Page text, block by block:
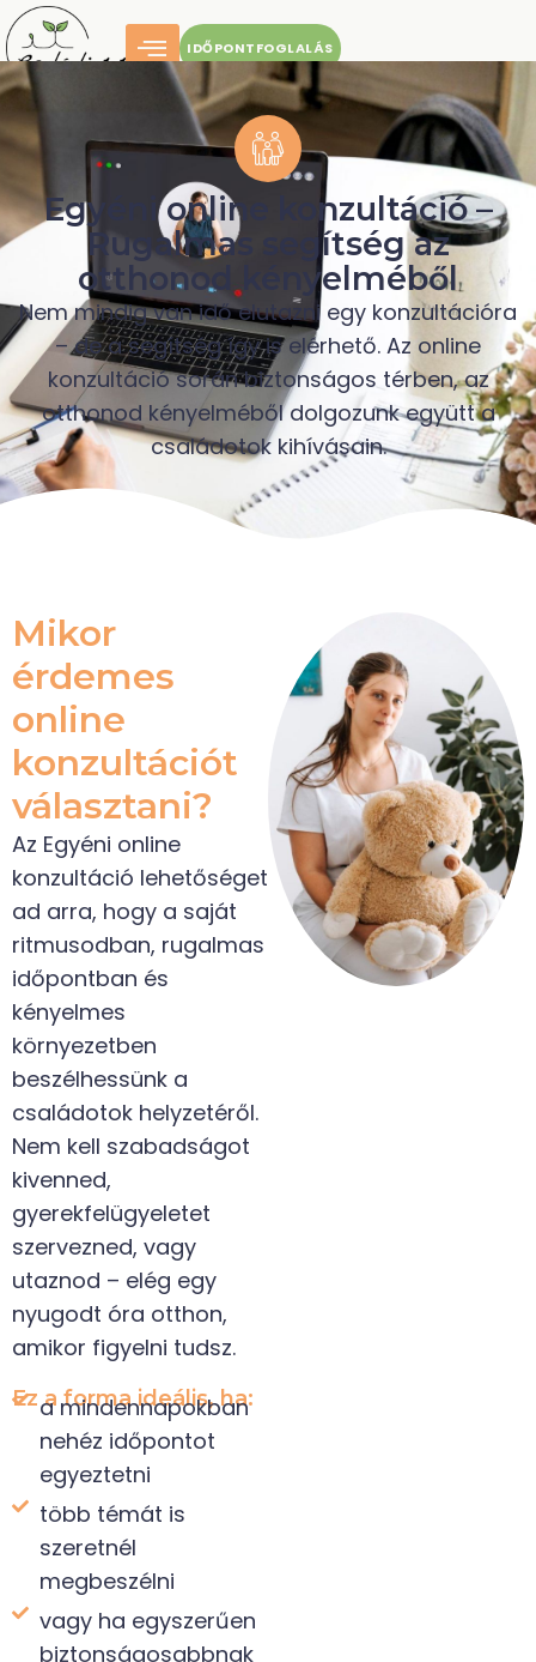
IDŐPONTFOGLALÁS
Egyéni online konzultáció –
Rugalmas segítség az
otthonod kényelméből
Nem mindig van idő elutazni egy konzultációra
– de a segítség így is elérhető. Az online
konzultáció során biztonságos térben, az
otthonod kényelméből dolgozunk együtt a
családotok kihívásain.
Mikor
érdemes
online
konzultációt
választani?
Az Egyéni online
konzultáció lehetőséget
ad arra, hogy a saját
ritmusodban, rugalmas
időpontban és
kényelmes
környezetben
beszélhessünk a
családotok helyzetéről.
Nem kell szabadságot
kivenned,
gyerekfelügyeletet
szervezned, vagy
utaznod – elég egy
nyugodt óra otthon,
amikor figyelni tudsz.
Ez a forma ideális, ha:
a mindennapokban
nehéz időpontot
egyeztetni
több témát is
szeretnél
megbeszélni
vagy ha egyszerűen
biztonságosabbnak